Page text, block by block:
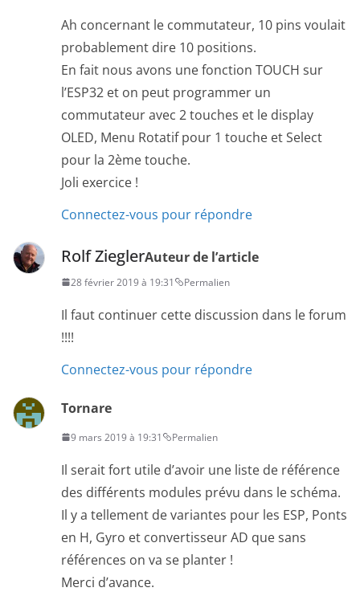
Ah concernant le commutateur, 10 pins voulait
probablement dire 10 positions.
En fait nous avons une fonction TOUCH sur
l’ESP32 et on peut programmer un
commutateur avec 2 touches et le display
OLED, Menu Rotatif pour 1 touche et Select
pour la 2ème touche.
Joli exercice !
Connectez-vous pour répondre
Rolf ZieglerAuteur de l’article
28 février 2019 à 19:31 Permalien
Il faut continuer cette discussion dans le forum
!!!!
Connectez-vous pour répondre
Tornare
9 mars 2019 à 19:31 Permalien
Il serait fort utile d’avoir une liste de référence
des différents modules prévu dans le schéma.
Il y a tellement de variantes pour les ESP, Ponts
en H, Gyro et convertisseur AD que sans
références on va se planter !
Merci d’avance.